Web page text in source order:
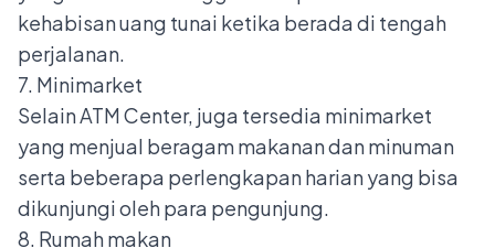
kehabisan uang tunai ketika berada di tengah
perjalanan.
7. Minimarket
Selain ATM Center, juga tersedia minimarket
yang menjual beragam makanan dan minuman
serta beberapa perlengkapan harian yang bisa
dikunjungi oleh para pengunjung.
8. Rumah makan